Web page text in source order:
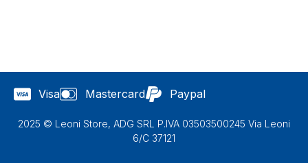
Visa Mastercard Paypal
2025 © Leoni Store, ADG SRL P.IVA 03503500245 Via Leoni
6/C 37121